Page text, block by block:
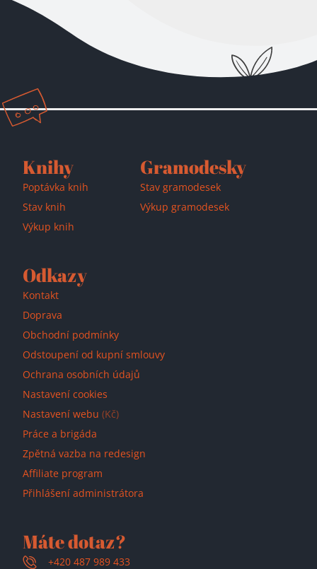
Přidáno do košíku!
Knihy
Poptávka knih
Stav knih
Výkup knih
Gramodesky
Stav gramodesek
Výkup gramodesek
Odkazy
Kontakt
Doprava
Obchodní podmínky
Odstoupení od kupní smlouvy
Ochrana osobních údajů
Nastavení cookies
Nastavení webu (Kč)
Práce a brigáda
Zpětná vazba na redesign
Affiliate program
Přihlášení administrátora
Máte dotaz?
+420 487 989 433